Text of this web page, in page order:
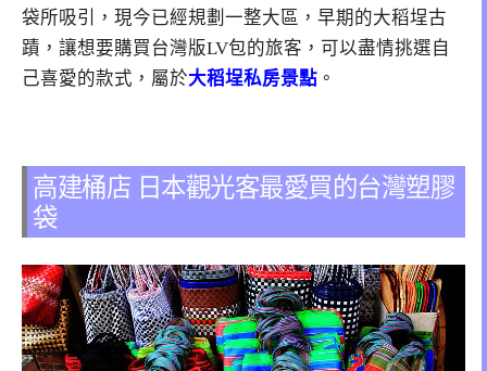
袋所吸引，現今已經規劃一整大區，早期的大稻埕古
蹟，讓想要購買台灣版LV包的旅客，可以盡情挑選自
己喜愛的款式，屬於大稻埕私房景點 。
高建桶店 日本觀光客最愛買的台灣塑膠
袋